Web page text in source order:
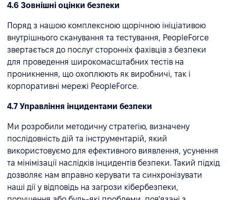
4.6 Зовнішні оцінки безпеки
Поряд з нашою комплексною щорічною ініціативою
внутрішнього сканування та тестування, PeopleForce
звертається до послуг сторонніх фахівців з безпеки
для проведення широкомасштабних тестів на
проникнення, що охоплюють як виробничі, так і
корпоративні мережі PeopleForce.
4.7 Управління інцидентами безпеки
Ми розробили методичну стратегію, визначену
послідовність дій та інструментарій, який
використовуємо для ефективного виявлення, усунення
та мінімізації наслідків інцидентів безпеки. Такий підхід
дозволяє нам вправно керувати та синхронізувати
наші дії у відповідь на загрози кібербезпеки,